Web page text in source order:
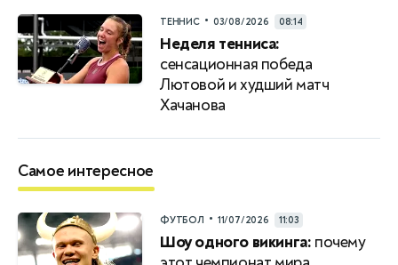
ТЕННИС • 03/08/2026 08:14
Неделя тенниса:
сенсационная победа
Лютовой и худший матч
Хачанова
Самое интересное
ФУТБОЛ • 11/07/2026 11:03
Шоу одного викинга: почему